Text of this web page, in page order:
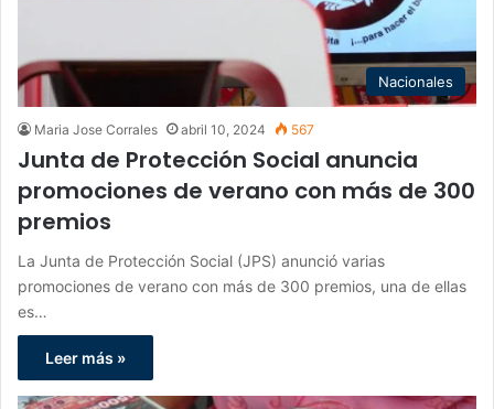
Nacionales
Maria Jose Corrales abril 10, 2024 567
Junta de Protección Social anuncia
promociones de verano con más de 300
premios
La Junta de Protección Social (JPS) anunció varias
promociones de verano con más de 300 premios, una de ellas
es…
Leer más »